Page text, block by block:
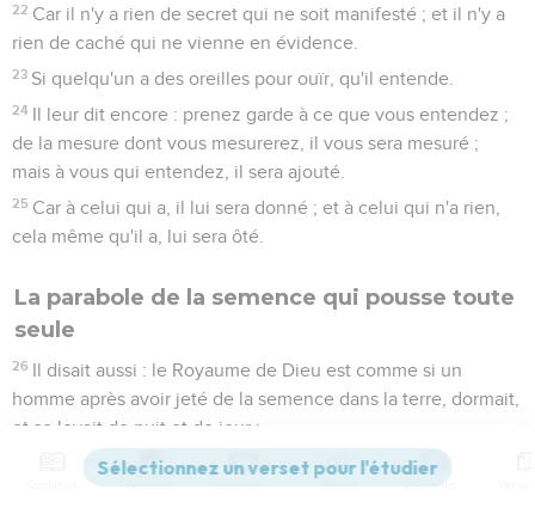
22 Car il n'y a rien de secret qui ne soit manifesté ; et il n'y a
rien de caché qui ne vienne en évidence.
23 Si quelqu'un a des oreilles pour ouïr, qu'il entende.
24 Il leur dit encore : prenez garde à ce que vous entendez ;
de la mesure dont vous mesurerez, il vous sera mesuré ;
mais à vous qui entendez, il sera ajouté.
25 Car à celui qui a, il lui sera donné ; et à celui qui n'a rien,
cela même qu'il a, lui sera ôté.
La parabole de la semence qui pousse toute
seule
26 Il disait aussi : le Royaume de Dieu est comme si un
homme après avoir jeté de la semence dans la terre, dormait,
et se levait de nuit et de jour ;
Et que la semence germât et crût, sans qu'il sache
Versions Commentaires Strong